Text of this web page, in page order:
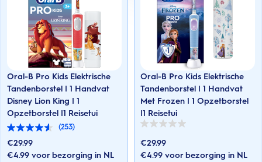
Oral-B Pro Kids Elektrische
Tandenborstel | 1 Handvat
Disney Lion King | 1
Opzetborstel |1 Reisetui
(253)
4.5
van
5
€29.99
€4.99 voor bezorging in NL
Oral-B Pro Kids Elektrische
Tandenborstel | 1 Handvat
Met Frozen | 1 Opzetborstel
|1 Reisetui
0.0
de
5
€29.99
€4.99 voor bezorging in NL